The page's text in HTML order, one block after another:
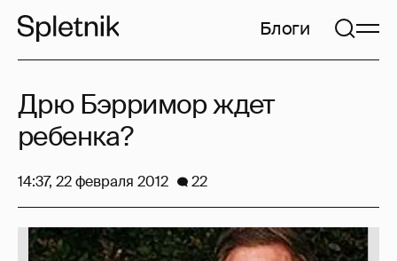
Блоги
Дрю Бэрримор ждет
ребенка?
14:37, 22 февраля 2012 22